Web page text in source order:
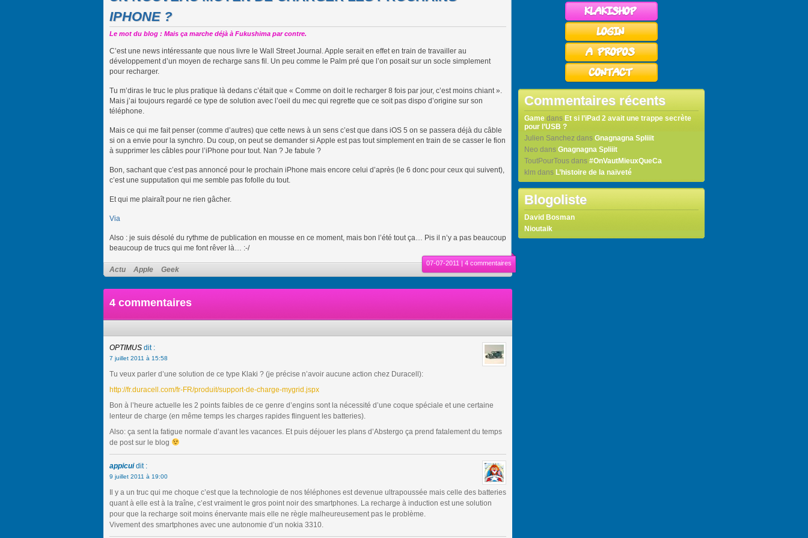
IPHONE ?
Le mot du blog : Mais ça marche déjà à Fukushima par contre.
C’est une news intéressante que nous livre le Wall Street Journal. Apple serait en effet en train de travailler au
développement d’un moyen de recharge sans fil. Un peu comme le Palm pré que l’on posait sur un socle simplement
pour recharger.
Tu m’diras le truc le plus pratique là dedans c’était que « Comme on doit le recharger 8 fois par jour, c’est moins chiant ».
Mais j’ai toujours regardé ce type de solution avec l’oeil du mec qui regrette que ce soit pas dispo d’origine sur son
téléphone.
Mais ce qui me fait penser (comme d’autres) que cette news à un sens c’est que dans iOS 5 on se passera déjà du câble
si on a envie pour la synchro. Du coup, on peut se demander si Apple est pas tout simplement en train de se casser le fion
à supprimer les câbles pour l’iPhone pour tout. Nan ? Je fabule ?
Bon, sachant que c’est pas annoncé pour le prochain iPhone mais encore celui d’après (le 6 donc pour ceux qui suivent),
c’est une supputation qui me semble pas fofolle du tout.
Et qui me plairaît pour ne rien gâcher.
Via
Also : je suis désolé du rythme de publication en mousse en ce moment, mais bon l’été tout ça… Pis il n’y a pas beaucoup
beaucoup de trucs qui me font rêver là… :-/
Actu Apple Geek
07-07-2011 | 4 commentaires
4 commentaires
OPTIMUS dit :
7 juillet 2011 à 15:58
Tu veux parler d’une solution de ce type Klaki ? (je précise n’avoir aucune action chez Duracell):
http://fr.duracell.com/fr-FR/produit/support-de-charge-mygrid.jspx
Bon à l’heure actuelle les 2 points faibles de ce genre d’engins sont la nécessité d’une coque spéciale et une certaine
lenteur de charge (en même temps les charges rapides flinguent les batteries).
Also: ça sent la fatigue normale d’avant les vacances. Et puis déjouer les plans d’Abstergo ça prend fatalement du temps
de post sur le blog
appicui dit :
9 juillet 2011 à 19:00
Il y a un truc qui me choque c’est que la technologie de nos téléphones est devenue ultrapoussée mais celle des batteries
quant à elle est à la traîne, c’est vraiment le gros point noir des smartphones. La recharge à induction est une solution
pour que la recharge soit moins énervante mais elle ne règle malheureusement pas le problème.
Vivement des smartphones avec une autonomie d’un nokia 3310.
Commentaires récents
Game dans Et si l’iPad 2 avait une trappe secrète
pour l’USB ?
Julien Sanchez dans Gnagnagna Spliiit
Neo dans Gnagnagna Spliiit
ToutPourTous dans #OnVautMieuxQueCa
klm dans L’histoire de la naïveté
Blogoliste
David Bosman
Nioutaik